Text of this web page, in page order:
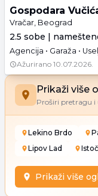
Gospodara
Vračar, Beograd
2.5 sobe |
Agencija • Garaža •
Ažurirano 10.07.2026.
Prikaži više
Proširi pretragu i
Lekino Brdo
Lipov Lad
Prikaži više